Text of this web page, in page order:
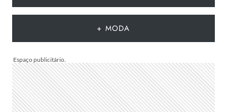
QUE
AO
NA
PRÓXIMA
TEMPORADA
+ MODA